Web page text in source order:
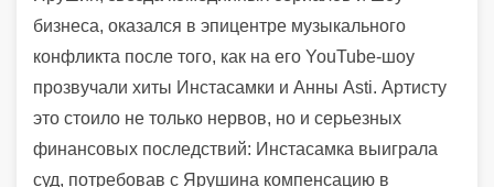
бизнеса, оказался в эпицентре музыкального
конфликта после того, как на его YouTube-шоу
прозвучали хиты Инстасамки и Анны Asti. Артисту
это стоило не только нервов, но и серьезных
финансовых последствий: Инстасамка выиграла
суд, потребовав с Ярушина компенсацию в